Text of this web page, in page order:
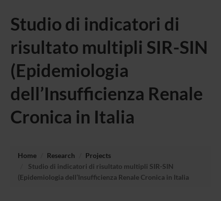
Studio di indicatori di
risultato multipli SIR-SIN
(Epidemiologia
dell’Insufficienza Renale
Cronica in Italia
Home Research
Projects
Studio di indicatori di risultato multipli SIR-SIN
(Epidemiologia dell’Insufficienza Renale Cronica in Italia